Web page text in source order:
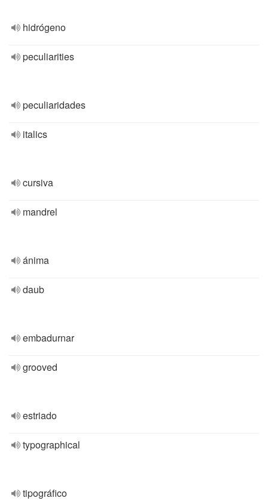
hidrógeno
peculiarities
peculiaridades
italics
cursiva
mandrel
ánima
daub
embadurnar
grooved
estriado
typographical
tipográfico